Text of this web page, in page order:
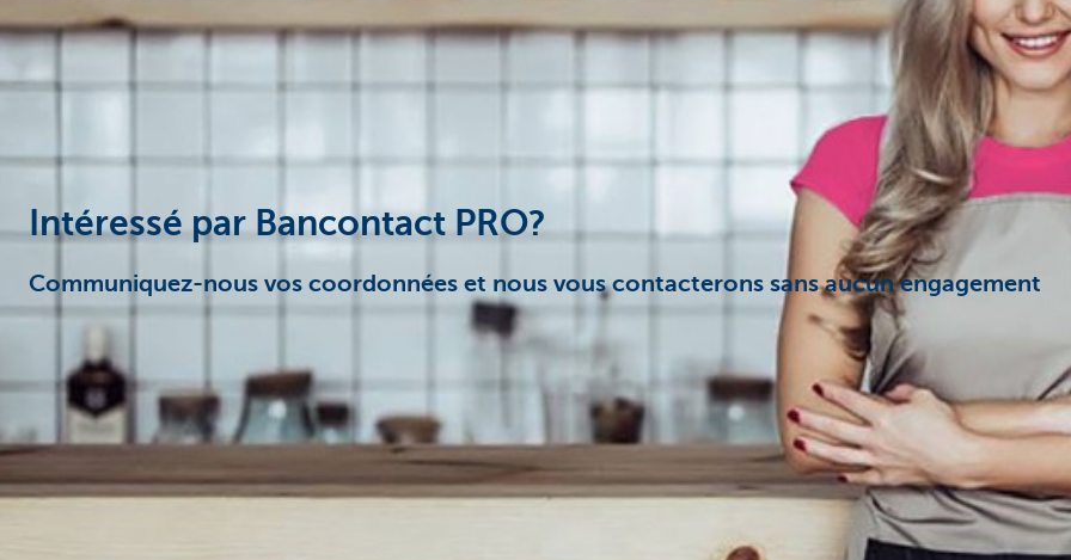
Intéressé par Bancontact PRO?
Communiquez-nous vos coordonnées et nous vous contacterons sans aucun engagement